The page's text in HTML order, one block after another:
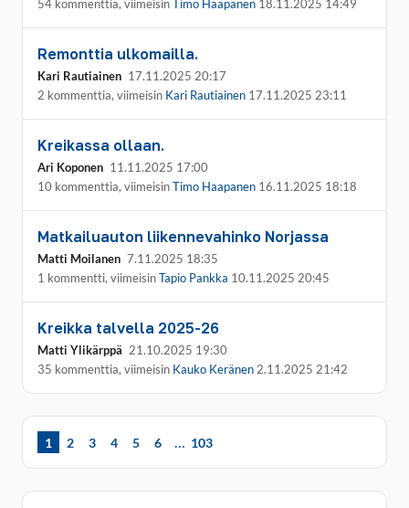
54 kommenttia, viimeisinTimo Haapanen 18.11.2025 14:49
Remonttia ulkomailla.
Kari Rautiainen 17.11.2025 20:17
2 kommenttia, viimeisin Kari Rautiainen 17.11.2025 23:11
Kreikassa ollaan.
Ari Koponen 11.11.2025 17:00
10 kommenttia, viimeisinTimo Haapanen 16.11.2025 18:18
Matkailuauton liikennevahinko Norjassa
Matti Moilanen 7.11.2025 18:35
1 kommentti, viimeisinTapio Pankka 10.11.2025 20:45
Kreikka talvella 2025-26
Matti Ylikärppä 21.10.2025 19:30
35 kommenttia, viimeisin Kauko Keränen 2.11.2025 21:42
1 2 3 4 5 6 … 103